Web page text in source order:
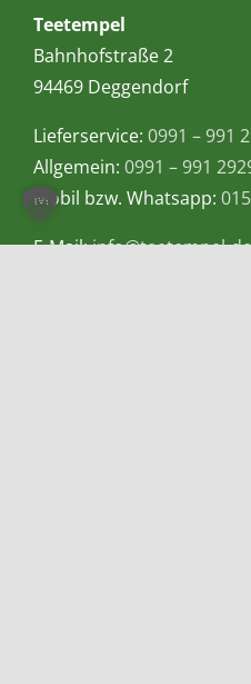
Teetempel
Bahnhofstraße 2
94469 Deggendorf
Lieferservice: 0991 – 991
Allgemein: 0991 – 991
Mobil bzw. Whatsapp:
E-Mail:info@teetempel-